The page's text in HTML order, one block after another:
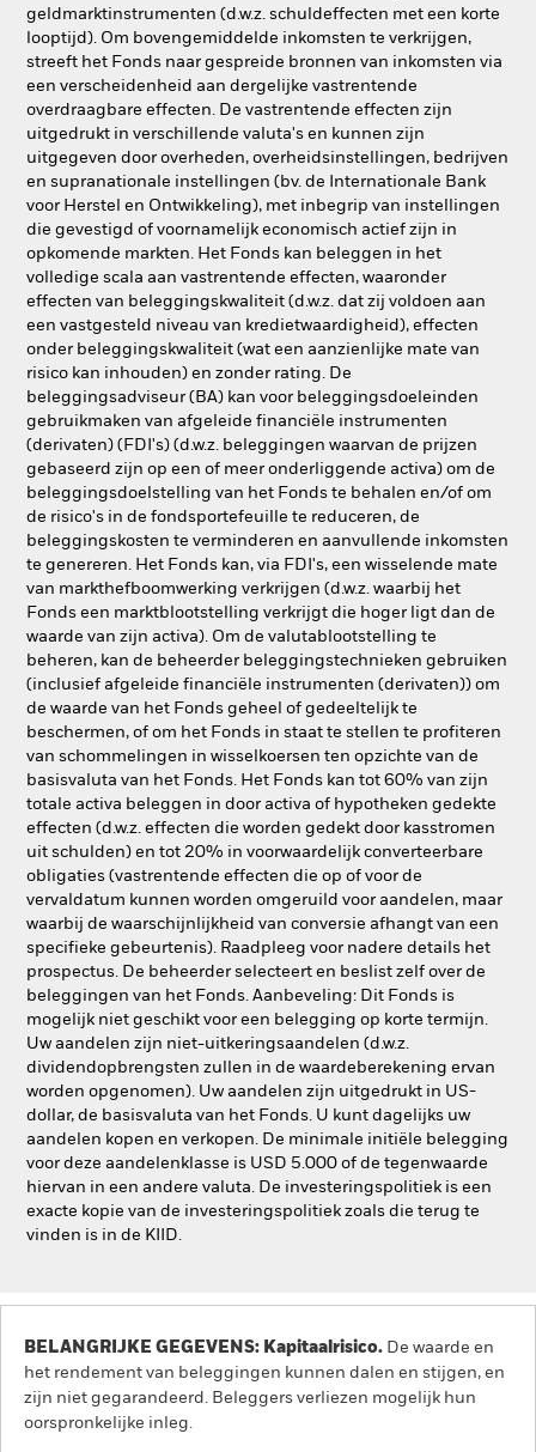
geldmarktinstrumenten (d.w.z. schuldeffecten met een korte
looptijd). Om bovengemiddelde inkomsten te verkrijgen,
streeft het Fonds naar gespreide bronnen van inkomsten via
een verscheidenheid aan dergelijke vastrentende
overdraagbare effecten. De vastrentende effecten zijn
uitgedrukt in verschillende valuta's en kunnen zijn
uitgegeven door overheden, overheidsinstellingen, bedrijven
en supranationale instellingen (bv. de Internationale Bank
voor Herstel en Ontwikkeling), met inbegrip van instellingen
die gevestigd of voornamelijk economisch actief zijn in
opkomende markten. Het Fonds kan beleggen in het
volledige scala aan vastrentende effecten, waaronder
effecten van beleggingskwaliteit (d.w.z. dat zij voldoen aan
een vastgesteld niveau van kredietwaardigheid), effecten
onder beleggingskwaliteit (wat een aanzienlijke mate van
risico kan inhouden) en zonder rating. De
beleggingsadviseur (BA) kan voor beleggingsdoeleinden
gebruikmaken van afgeleide financiële instrumenten
(derivaten) (FDI's) (d.w.z. beleggingen waarvan de prijzen
gebaseerd zijn op een of meer onderliggende activa) om de
beleggingsdoelstelling van het Fonds te behalen en/of om
de risico's in de fondsportefeuille te reduceren, de
beleggingskosten te verminderen en aanvullende inkomsten
te genereren. Het Fonds kan, via FDI's, een wisselende mate
van markthefboomwerking verkrijgen (d.w.z. waarbij het
Fonds een marktblootstelling verkrijgt die hoger ligt dan de
waarde van zijn activa). Om de valutablootstelling te
beheren, kan de beheerder beleggingstechnieken gebruiken
(inclusief afgeleide financiële instrumenten (derivaten)) om
de waarde van het Fonds geheel of gedeeltelijk te
beschermen, of om het Fonds in staat te stellen te profiteren
van schommelingen in wisselkoersen ten opzichte van de
basisvaluta van het Fonds. Het Fonds kan tot 60% van zijn
totale activa beleggen in door activa of hypotheken gedekte
effecten (d.w.z. effecten die worden gedekt door kasstromen
uit schulden) en tot 20% in voorwaardelijk converteerbare
obligaties (vastrentende effecten die op of voor de
vervaldatum kunnen worden omgeruild voor aandelen, maar
waarbij de waarschijnlijkheid van conversie afhangt van een
specifieke gebeurtenis). Raadpleeg voor nadere details het
prospectus. De beheerder selecteert en beslist zelf over de
beleggingen van het Fonds. Aanbeveling: Dit Fonds is
mogelijk niet geschikt voor een belegging op korte termijn.
Uw aandelen zijn niet-uitkeringsaandelen (d.w.z.
dividendopbrengsten zullen in de waardeberekening ervan
worden opgenomen). Uw aandelen zijn uitgedrukt in US-
dollar, de basisvaluta van het Fonds. U kunt dagelijks uw
aandelen kopen en verkopen. De minimale initiële belegging
voor deze aandelenklasse is USD 5.000 of de tegenwaarde
hiervan in een andere valuta. De investeringspolitiek is een
exacte kopie van de investeringspolitiek zoals die terug te
vinden is in de KIID.
BELANGRIJKE GEGEVENS: Kapitaalrisico. De waarde en
het rendement van beleggingen kunnen dalen en stijgen, en
zijn niet gegarandeerd. Beleggers verliezen mogelijk hun
oorspronkelijke inleg.